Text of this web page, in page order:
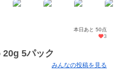
本日あと 50点
3
20g 5パック
みんなの投稿を見る